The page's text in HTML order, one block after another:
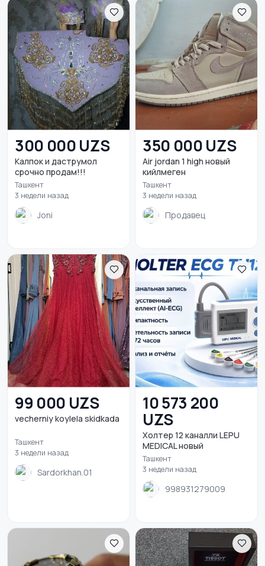
300 000 UZS
Калпок и даструмол
срочно продам!!!
Ташкент
3 недели назад
Joni
350 000 UZS
Air jordan 1 high новый
кийлмеген
Ташкент
3 недели назад
Продавец
99 000 UZS
vecherniy koylela skidkada
Ташкент
3 недели назад
Sardorkhan.01
10 573 200
UZS
Холтер 12 каналли LEPU
MEDICAL новый
Ташкент
3 недели назад
998931279009